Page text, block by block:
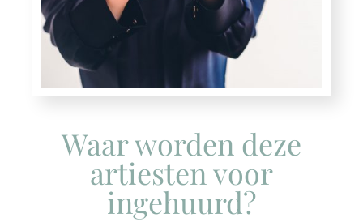
Waar worden deze
artiesten voor
ingehuurd?